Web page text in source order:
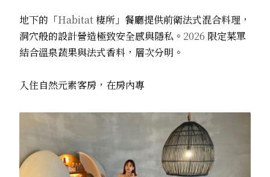
地下的「Habitat 棲所」餐廳提供前衛法式混合料理，
洞穴般的設計營造極致安全感與隱私。 2026 限定菜單
結合溫泉蔬果與法式香料，層次分明。
入住自然元素客房，在房內專